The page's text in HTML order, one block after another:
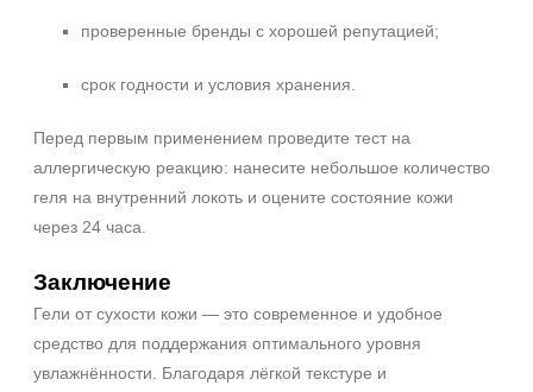
проверенные бренды с хорошей репутацией;
срок годности и условия хранения.
Перед первым применением проведите тест на
аллергическую реакцию: нанесите небольшое количество
геля на внутренний локоть и оцените состояние кожи
через 24 часа.
Заключение
Гели от сухости кожи — это современное и удобное
средство для поддержания оптимального уровня
увлажнённости. Благодаря лёгкой текстуре и